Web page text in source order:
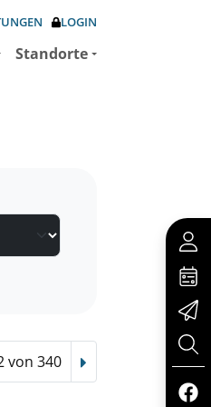
LOGIN
Standorte
Treffer
von 340 Nächster Treffer